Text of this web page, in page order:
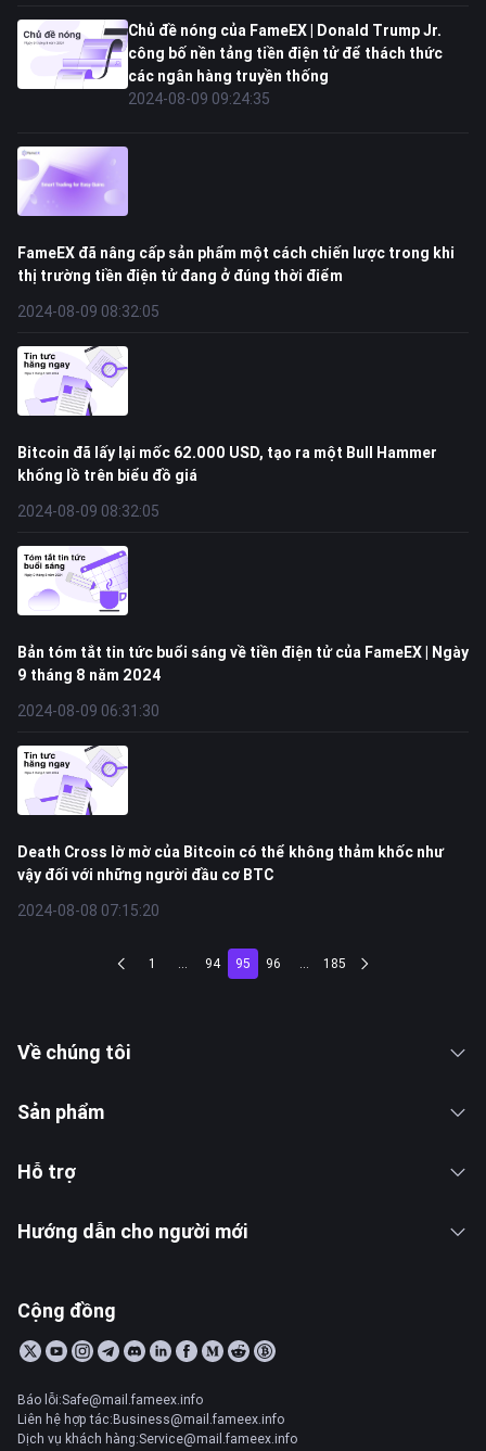
Chủ đề nóng của FameEX | Donald Trump Jr.
công bố nền tảng tiền điện tử để thách thức
các ngân hàng truyền thống
2024-08-09 09:24:35
FameEX đã nâng cấp sản phẩm một cách chiến lược trong khi
thị trường tiền điện tử đang ở đúng thời điểm
2024-08-09 08:32:05
Bitcoin đã lấy lại mốc 62.000 USD, tạo ra một Bull Hammer
khổng lồ trên biểu đồ giá
2024-08-09 08:32:05
Bản tóm tắt tin tức buổi sáng về tiền điện tử của FameEX | Ngày
9 tháng 8 năm 2024
2024-08-09 06:31:30
Death Cross lờ mờ của Bitcoin có thể không thảm khốc như
vậy đối với những người đầu cơ BTC
2024-08-08 07:15:20
1 ... 94 95 96 ... 185
Về chúng tôi
Sản phẩm
Hỗ trợ
Hướng dẫn cho người mới
Cộng đồng
Báo lỗi:Safe@mail.fameex.info
Liên hệ hợp tác:Business@mail.fameex.info
Dịch vụ khách hàng:Service@mail.fameex.info